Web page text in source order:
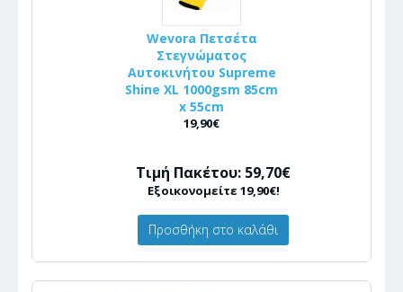
Wevora Πετσέτα
Στεγνώματος
Αυτοκινήτου Supreme
Shine XL 1000gsm 85cm
x 55cm
19,90€
Τιμή Πακέτου: 59,70€
Εξοικονομείτε 19,90€!
Προσθήκη στο καλάθι